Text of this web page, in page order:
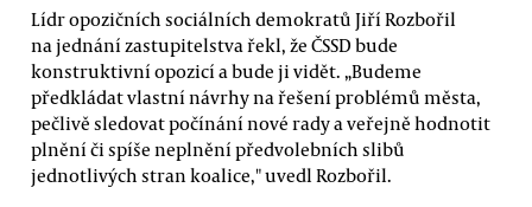
Lídr opozičních sociálních demokratů Jiří Rozbořil
na jednání zastupitelstva řekl, že ČSSD bude
konstruktivní opozicí a bude ji vidět. „Budeme
předkládat vlastní návrhy na řešení problémů města,
pečlivě sledovat počínání nové rady a veřejně hodnotit
plnění či spíše neplnění předvolebních slibů
jednotlivých stran koalice," uvedl Rozbořil.